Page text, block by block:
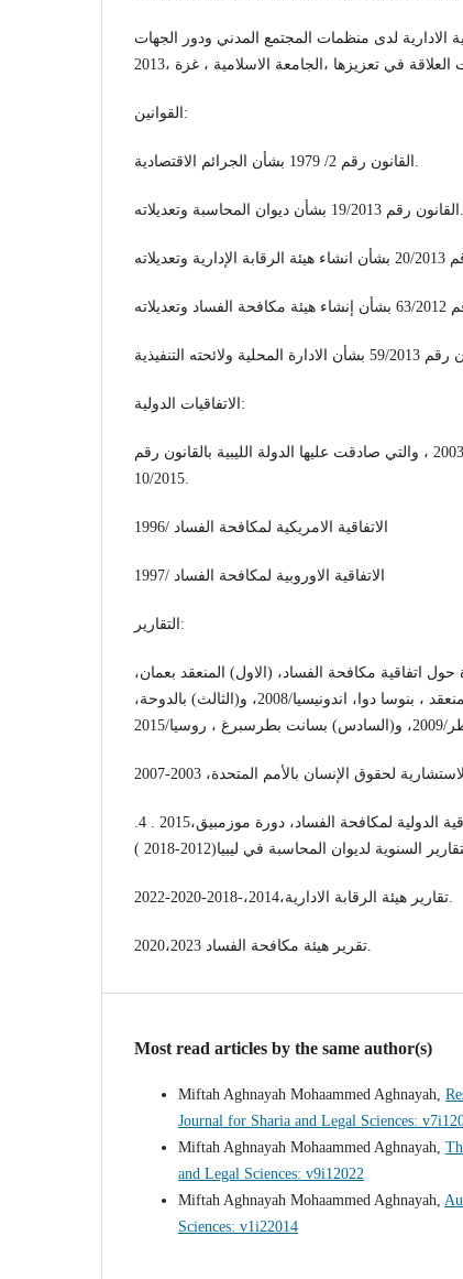
لدى منظمات المجتمع المدني ودور الجهات
القوانين:
القانون رقم 2/ 1979 بشأن الجرائم الاقتصادية.
القانون رقم 19/2013 بشأن ديوان المحاسبة وتعديلاته.
الاتفاقيات الدولية:
الإتفاقية الدولية لمكافحة الفساد 2003 ، والتي صادقت عليها الدولة الليبية بالقانون رقم
10/2015.
الاتفاقية الامريكية لمكافحة الفساد /1996
الاتفاقية الاوروبية لمكافحة الفساد /1997
التقارير:
حول اتفاقية مكافحة الفساد، (الاول) المنعقد بعمان،
الاردن/ 2006، و(الثاني ) المنعقد ، بنوسا دوا، اندونيسيا/2008، و(الثالث) بالدوحة،
تقرير الدولة الليبية حول تنفيذ الاتفاقية الدولية لمكافحة الفساد، دورة موزمبيق،2015 . 4.
السنوية لديوان المحاسبة في ليبيا(2012-2018 )
تقارير هيئة الرقابة الادارية،2014،-2018-2020-2022.
تقرير هيئة مكافحة الفساد 2020،2023.
Most read articles by the same author(s)
Miftah Aghnayah Mohaammed Aghnayah,
Journal for Sharia and Legal Sciences:
Miftah Aghnayah Mohaammed Aghnayah,
and Legal Sciences: v9i12022
Miftah Aghnayah Mohaammed Aghnayah,
Sciences: v1i22014